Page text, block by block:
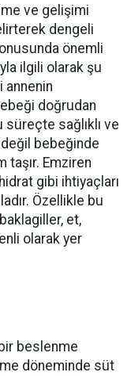
ve gelişimi
dengeli
önemli
ilgili olarak şu
annenin
doğrudan
sağlıklı ve
bebeğinde
taşır. Emziren
gibi ihtiyaçları
Özellikle bu
et,
olarak yer
beslenme
döneminde süt